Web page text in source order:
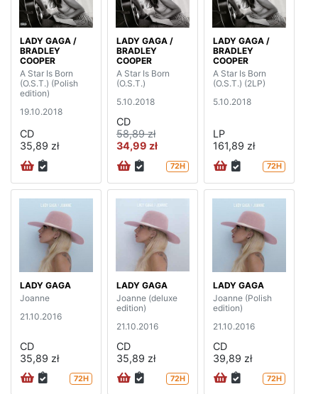
LADY GAGA /
BRADLEY
COOPER
A Star Is Born
(O.S.T.) (Polish
edition)
19.10.2018
CD
35,89 zł
LADY GAGA /
BRADLEY
COOPER
A Star Is Born
(O.S.T.)
5.10.2018
CD
58,89 zł
34,99 zł
72H
LADY GAGA /
BRADLEY
COOPER
A Star Is Born
(O.S.T.) (2LP)
5.10.2018
LP
161,89 zł
72H
LADY GAGA
Joanne
21.10.2016
CD
35,89 zł
72H
LADY GAGA
Joanne (deluxe
edition)
21.10.2016
CD
35,89 zł
72H
LADY GAGA
Joanne (Polish
edition)
21.10.2016
CD
39,89 zł
72H